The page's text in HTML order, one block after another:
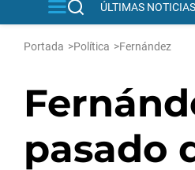
ÚLTIMAS NOTICIAS
Portada >Política >Fernández
pasado